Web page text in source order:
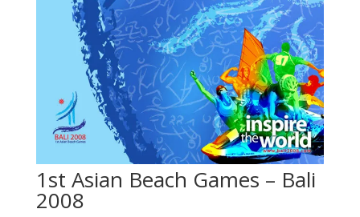
1st Asian Beach Games – Bali
2008